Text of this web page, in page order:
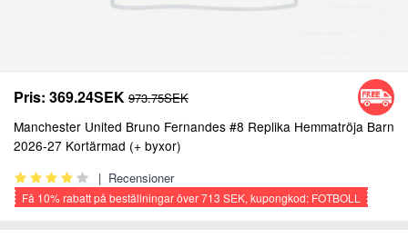
Pris: 369.24SEK 973.75SEK
Manchester United Bruno Fernandes #8 Replika Hemmatröja Barn
2026-27 Kortärmad (+ byxor)
| Recensioner
Få 10%rabatt på beställningar över713 SEK, kupongkod: FOTBOLL